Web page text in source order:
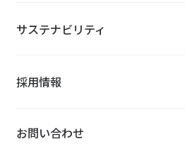
サステナビリティ
採用情報
お問い合わせ